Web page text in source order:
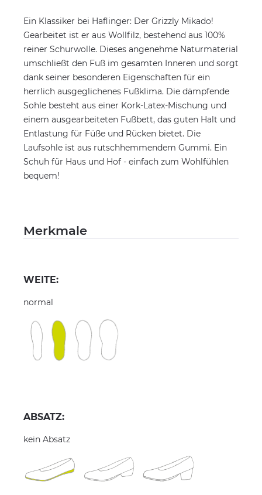
Ein Klassiker bei Haflinger: Der Grizzly Mikado!
Gearbeitet ist er aus Wollfilz, bestehend aus 100%
reiner Schurwolle. Dieses angenehme Naturmaterial
umschließt den Fuß im gesamten Inneren und sorgt
dank seiner besonderen Eigenschaften für ein
herrlich ausgeglichenes Fußklima. Die dämpfende
Sohle besteht aus einer Kork-Latex-Mischung und
einem ausgearbeiteten Fußbett, das guten Halt und
Entlastung für Füße und Rücken bietet. Die
Laufsohle ist aus rutschhemmendem Gummi. Ein
Schuh für Haus und Hof - einfach zum Wohlfühlen
bequem!
Merkmale
WEITE:
normal
ABSATZ:
kein Absatz